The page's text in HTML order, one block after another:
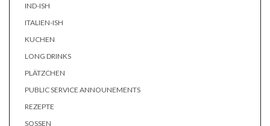
IND-ISH
ITALIEN-ISH
KUCHEN
LONG DRINKS
PLÄTZCHEN
PUBLIC SERVICE ANNOUNEMENTS
REZEPTE
SOSSEN